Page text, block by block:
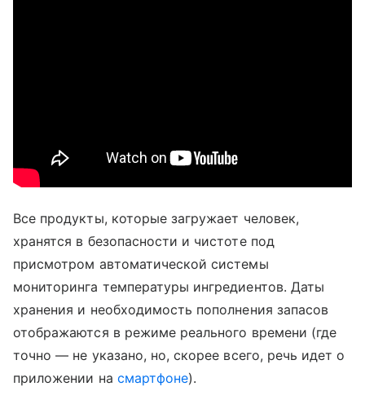
Все продукты, которые загружает человек,
хранятся в безопасности и чистоте под
присмотром автоматической системы
мониторинга температуры ингредиентов. Даты
хранения и необходимость пополнения запасов
отображаются в режиме реального времени (где
точно — не указано, но, скорее всего, речь идет о
приложении на смартфоне).